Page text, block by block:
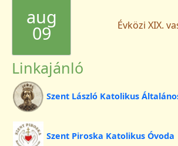
aug
09 Évközi XIX.
Linkajánló
Szent László Katolikus
Szent Piroska Katolikus Óvoda